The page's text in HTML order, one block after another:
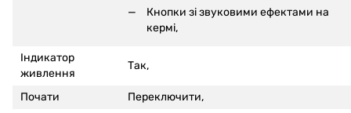
Кнопки зі звуковими ефектами на
кермі,
Індикатор
живлення
Так,
Почати
Переключити,